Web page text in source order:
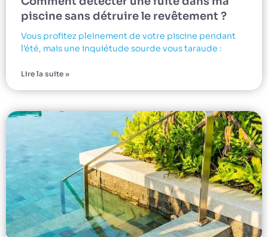
piscine sans détruire le revêtement ?
Vous profitez pleinement de votre piscine pendant
l’été, mais une inquiétude sourde vous taraude :
Lire la suite »